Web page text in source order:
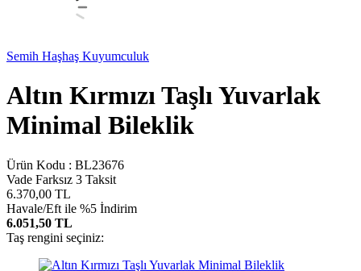
Semih Haşhaş Kuyumculuk
Altın Kırmızı Taşlı Yuvarlak
Minimal Bileklik
Ürün Kodu : BL23676
Vade Farksız 3 Taksit
6.370,00 TL
Havale/Eft ile %5 İndirim
6.051,50 TL
Taş rengini seçiniz: